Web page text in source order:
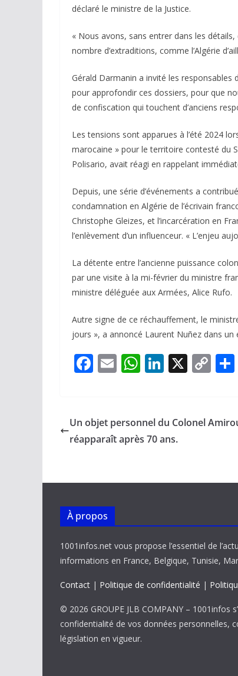
déclaré le ministre de la Justice.
« Nous avons, sans entrer dans les
nombre d’extraditions, comme l’Algérie
Gérald Darmanin a invité les responsables
pour approfondir ces dossiers, pour que
de confiscation qui touchent d’anciens
Les tensions sont apparues à l’été 2024
marocaine » pour le territoire contesté du
Polisario, avait réagi en rappelant
Depuis, une série d’événements a
condamnation en Algérie de l’écrivain
Christophe Gleizes, et l’incarcération en
l’enlèvement d’un influenceur. « L’enjeu
La détente entre l’ancienne puissance
par une visite à la mi-février du ministre
ministre déléguée aux Armées, Alice Rufo.
Autre signe de ce réchauffement, le
jours », a annoncé Laurent Nuñez dans un
F
b
o
k
E
l
W
s
A
p
Li
e
dI
X C
y
k
Un objet personnel du Colonel
réapparaît après 70 ans.
À propos
1001infos.net vous propose l’essentiel de
informations en France, Belgique, Tunisie,
Contact | Politique de confidentialité |
© 2026 GROUPE JLB COMPANY – 1001infos
confidentialité de vos données personnelles,
législation en vigueur.